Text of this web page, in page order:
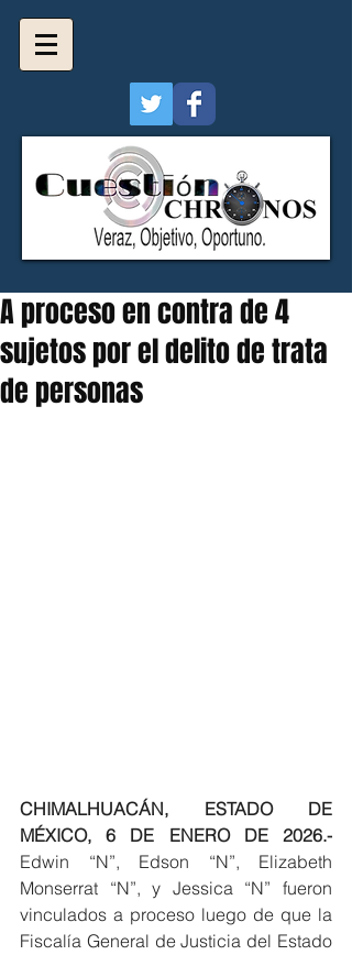
A proceso en contra de 4
sujetos por el delito de trata
de personas
CHIMALHUACÁN, ESTADO DE
MÉXICO, 6 DE ENERO DE 2026.-
Edwin “N”, Edson “N”, Elizabeth
Monserrat “N”, y Jessica “N” fueron
vinculados a proceso luego de que la
Fiscalía General de Justicia del Estado